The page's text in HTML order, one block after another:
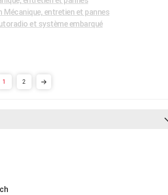
Mécanique, entretien et pannes
et système embarqué
1 2